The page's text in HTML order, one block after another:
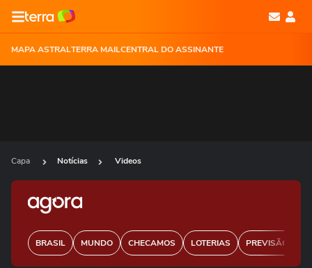
MAPA ASTRALTERRA MAILCENTRAL DO ASSINANTE
Capa Notícias Videos
BRASIL MUNDO CHECAMOS LOTERIAS PREVISÃO DO